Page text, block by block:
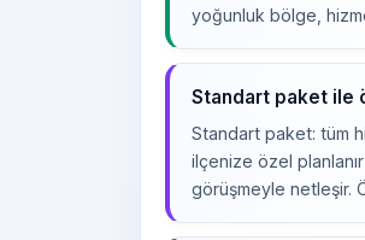
yoğunluk bölge,
Standart paket ile
Standart paket: tüm
ilçenize özel
görüşmeyle netleşir.